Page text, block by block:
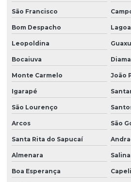
Reforma de ponte rolante em sp
Reforma de talha elétrica
Reforma de talha elétrica em am
Reforma de talha elétrica em sc
Representação swf krantechnik brasil
Retrofit de pontes rolantes
Sinalizador áudio visual
Sistema festoon para pontes rolantes
Talha elétrica de corrente
São Francisco
Bom Despacho
Leopoldina
Bocaiuva
Monte Carmelo João
Igarapé
São Lourenço
Arcos São
Santa Rita do Sapucaí
Almenara
Boa Esperança